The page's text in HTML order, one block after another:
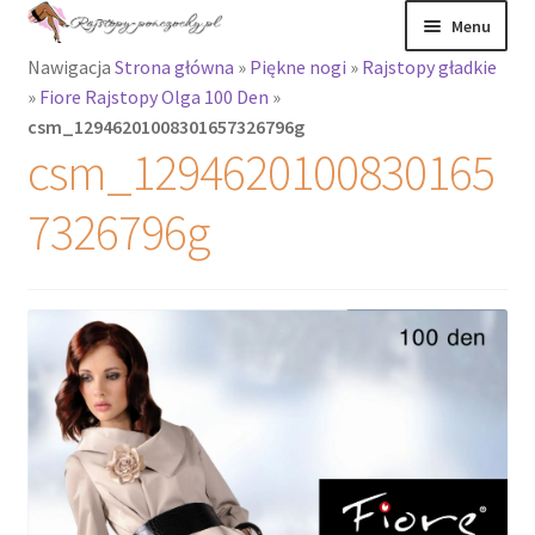
Przejdź
nawigacji
Przejdź
treści
Menu
Rajstopy
Rozwiń
menu
potomne
zakolanówki
skarpetki
Wszystkie
produkty
Recenzje
Rozwiń
menu
Nawigacja Strona główna » Piękne nogi » Rajstopy gładkie
» Fiore Rajstopy Olga 100 Den »
csm_12946201008301657326796g
csm_1294620100830165
7326796g